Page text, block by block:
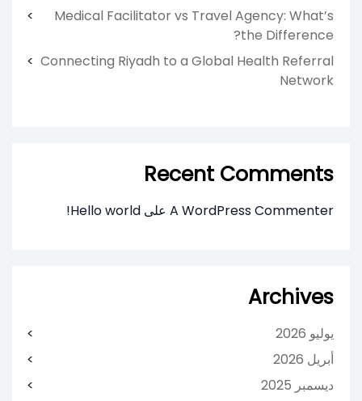
Medical Facilitator vs Travel Agency: What’s
the Difference?
Connecting Riyadh to a Global Health Referral
Network
Recent Comments
A WordPress Commenter على Hello world!
Archives
يوليو 2026
أبريل 2026
ديسمبر 2025